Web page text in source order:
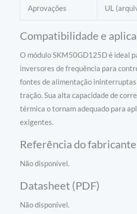
Aprovações UL
Compatibilidade e
O módulo SKM50GD125D é ideal
inversores de frequência para
fontes de alimentação ininterruptas
tração. Sua alta capacidade de
térmica o tornam adequado para
exigentes.
Referência do fabricante
Não disponível.
Datasheet (PDF)
Não disponível.